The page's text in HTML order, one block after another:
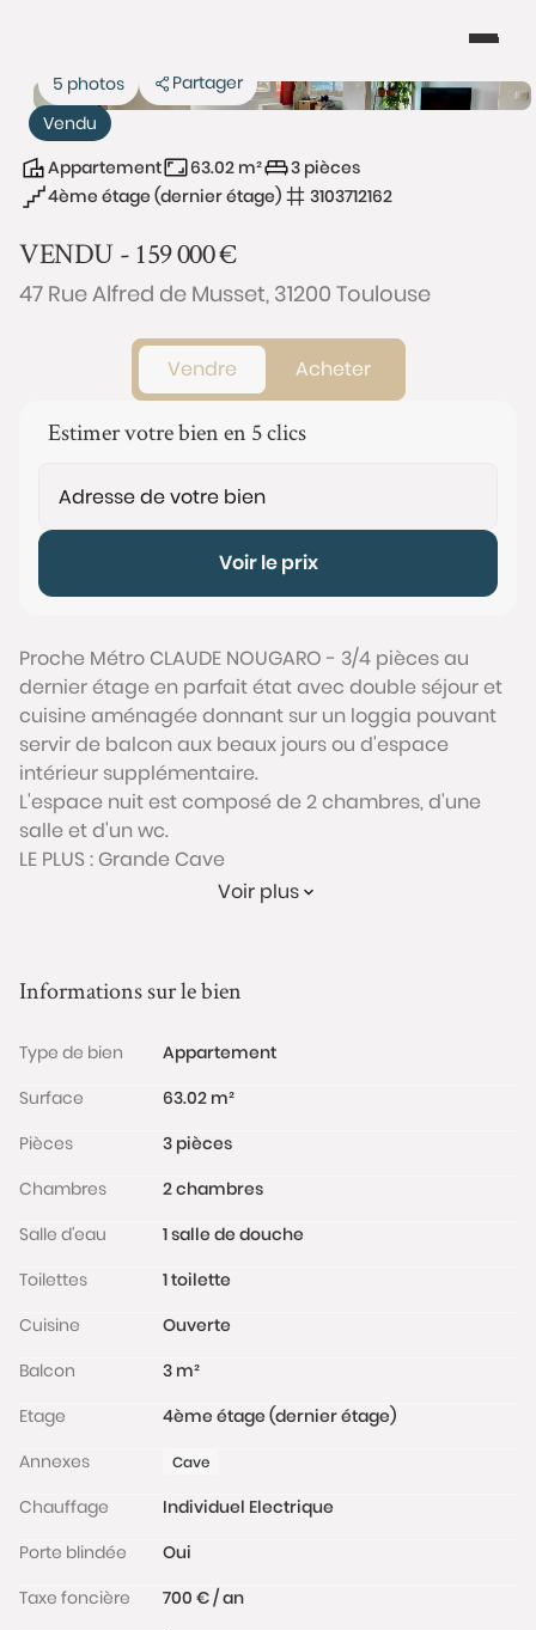
Vendu
5 photos Partager
Appartement 63.02 m²
3 pièces
4ème étage (dernier étage)
3103712162
VENDU -159 000€
47 Rue Alfred de Musset, 31200 Toulouse
Vendre Acheter
Estimer votre bien en 5 clics
Voir le prix
Proche Métro CLAUDE NOUGARO - 3/4 pièces au
dernier étage en parfait état avec double séjour et
cuisine aménagée donnant sur un loggia pouvant
servir de balcon aux beaux jours ou d'espace
intérieur supplémentaire.
L'espace nuit est composé de 2 chambres, d'une
salle et d'un wc.
LE PLUS : Grande Cave
Conformément à l'Article L.561-5 du code monétaire
exposé sont disponibles sur le site Géorisques :
www.georisques.gouv.fr
Voir plus
Informations sur le bien
Type de bien
Appartement
Surface
63.02 m²
Pièces
3 pièces
Chambres
2 chambres
Salle d'eau
1 salle de douche
Toilettes
1 toilette
Cuisine
Ouverte
Balcon
3 m²
Etage
4ème étage (dernier étage)
Annexes
Cave
Chauffage
Individuel Electrique
Porte blindée
Oui
Taxe foncière
700 € / an